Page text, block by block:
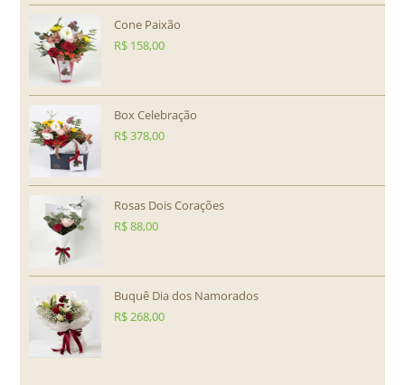
Cone Paixão
R$ 158,00
Box Celebração
R$378,00
Rosas Dois Corações
R$88,00
Buquê Dia dos Namorados
R$268,00